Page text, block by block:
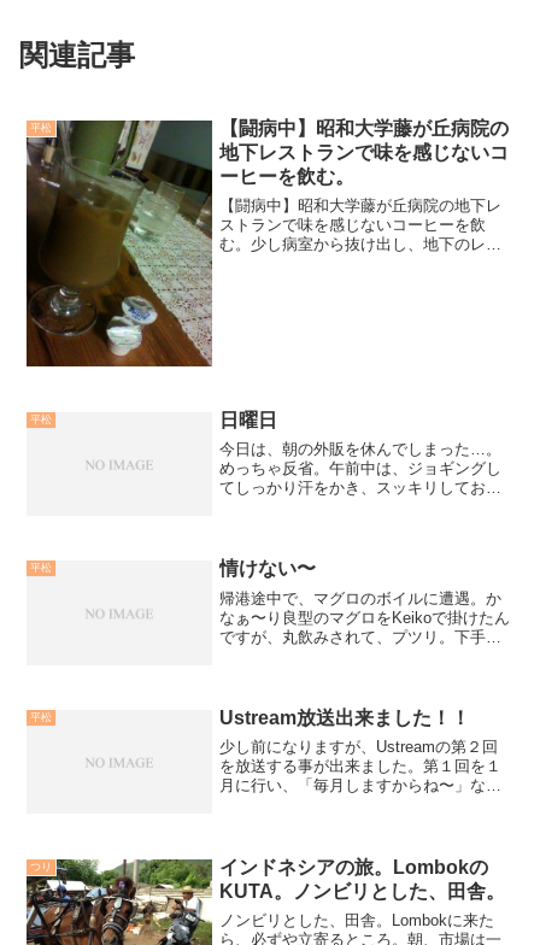
関連記事
平松
【闘病中】昭和大学藤が丘病院の
地下レストランで味を感じないコ
ーヒーを飲む。
【闘病中】昭和大学藤が丘病院の地下レ
ストランで味を感じないコーヒーを飲
む。少し病室から抜け出し、地下のレス
平松 日曜日
今日は、朝の外販を休んでしまった…。
めっちゃ反省。午前中は、ジョギングし
てしっかり汗をかき、スッキリしてお店
でお客様とロッド談義...
平松 情けない〜
帰港途中で、マグロのボイルに遭遇。か
なぁ〜り良型のマグロをKeikoで掛けたん
ですが、丸飲みされて、プツリ。下手く
った〜...
平松 Ustream放送出来ました！！
少し前になりますが、Ustreamの第２回
を放送する事が出来ました。第１回を１
月に行い、「毎月しますからね〜」なん
そんな強い気持ちか...
つり
インドネシアの旅。Lombokの
KUTA。ノンビリとした、田舎。
ノンビリとした、田舎。Lombokに来た
ら、必ずや立寄るところ。朝、市場は一